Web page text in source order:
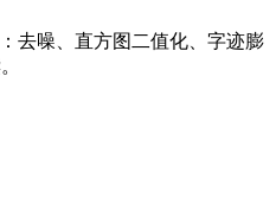
去噪、直方图二值化、字迹膨